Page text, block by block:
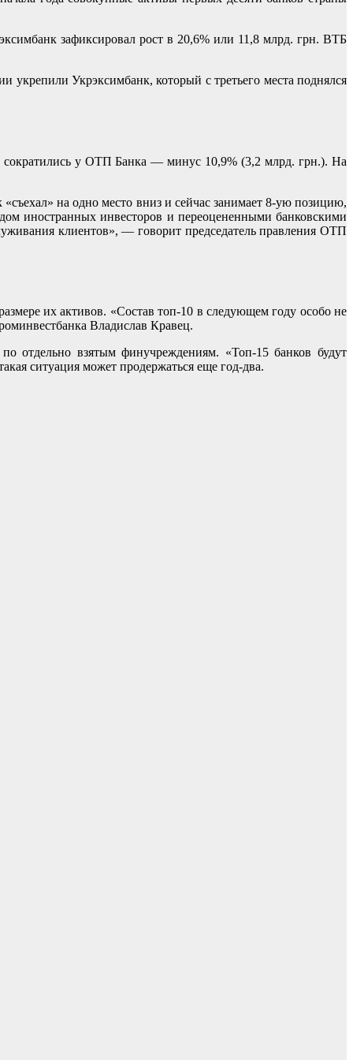
зафиксировал рост в 20,6% или 11,8 млрд. грн. ВТБ
укрепили Укрэксимбанк, который с третьего места поднялся
сократились у ОТП Банка — минус 10,9% (3,2 млрд. грн.). На
на одно место вниз и сейчас занимает 8-ую позицию,
иностранных инвесторов и переоцененными банковскими
клиентов», — говорит председатель правления ОТП
их активов. «Состав топ-10 в следующем году особо не
Владислав Кравец.
отдельно взятым финучреждениям. «Топ-15 банков будут
ситуация может продержаться еще год-два.